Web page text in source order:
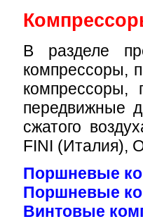
В разделе
компрессоры,
компрессоры,
передвижные
сжатого
FINI (Италия),
Поршневые
Поршневые
Винтовые